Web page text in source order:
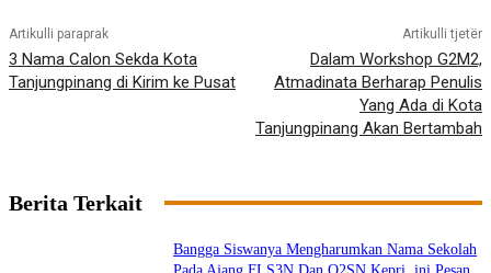
Artikulli paraprak
3 Nama Calon Sekda Kota
Tanjungpinang di Kirim ke Pusat
Artikulli tjetër
Dalam Workshop G2M2,
Atmadinata Berharap Penulis
Yang Ada di Kota
Tanjungpinang Akan Bertambah
Berita Terkait
Bangga Siswanya Mengharumkan Nama Sekolah